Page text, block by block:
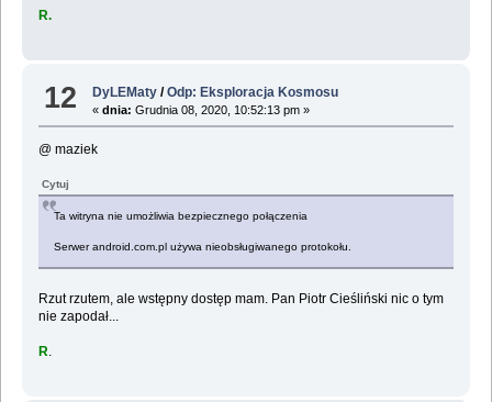
R.
12 DyLEMaty /Odp: Eksploracja Kosmosu
«dnia: Grudnia 08, 2020, 10:52:13 pm »
@ maziek
Cytuj
Ta witryna nie umożliwia bezpiecznego połączenia
Serwer android.com.pl używa nieobsługiwanego protokołu.
Rzut rzutem, ale wstępny dostęp mam. Pan Piotr Cieśliński nic o tym
nie zapodał...
R